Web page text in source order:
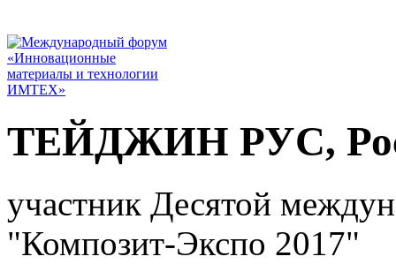
ТЕЙДЖИН РУС,
участник Десятой
"Композит-Экспо 2017"